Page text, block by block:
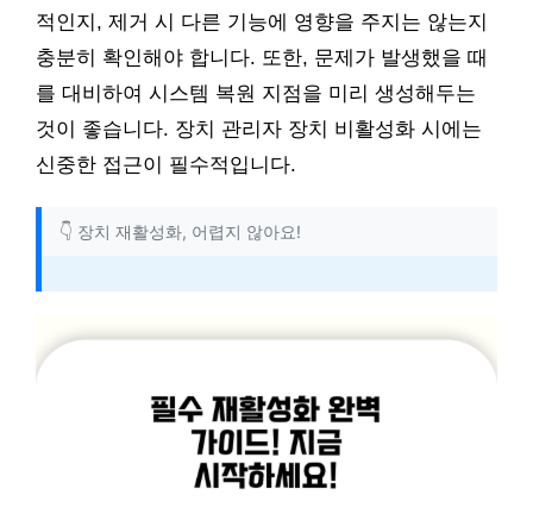
적인지, 제거 시 다른 기능에 영향을 주지는 않는지
충분히 확인해야 합니다. 또한, 문제가 발생했을 때
를 대비하여 시스템 복원 지점을 미리 생성해두는
것이 좋습니다. 장치 관리자 장치 비활성화 시에는
신중한 접근이 필수적입니다.
👇 장치 재활성화, 어렵지 않아요!